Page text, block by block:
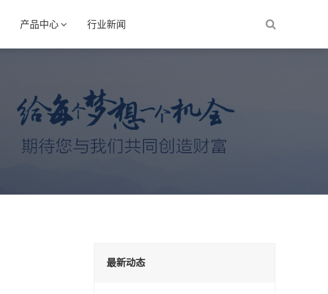
产品中心 行业新闻
最新动态